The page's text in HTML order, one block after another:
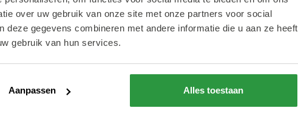
over uw gebruik van onze site met onze partners voor social
gegevens combineren met andere informatie die u aan ze heeft
gebruik van hun services.
Aanpassen Alles toestaan
gaat met het unieke uitzicht op exceptionele
te nemen in het restaurant, is de locatie
uitzicht te ervaren en het ultieme
de hele dag open zijn voor publiek zodat